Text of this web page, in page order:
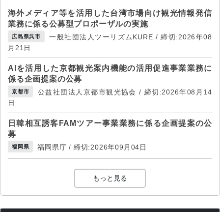
海外メディア等を活用した台湾市場向け観光情報発信
業務に係る公募型プロポーザルの実施
広島県呉市
一般社団法人ツーリズムKURE / 締切:2026年08
月21日
AIを活用した京都観光案内機能の活用促進事業業務に
係る企画提案の公募
京都市
公益社団法人京都市観光協会 / 締切:2026年08月14
日
日韓相互誘客FAMツアー事業業務に係る企画提案の公
募
福岡県 福岡県庁 / 締切:2026年09月04日
もっと見る